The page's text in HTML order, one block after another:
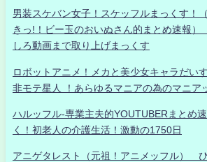
男装スケバン女子！スケッフルまっくす！
きっ!！ビー玉のおいぬさん的まとめ速報
しろ動画まで取り上げまっくす
ロボットアニメ！メカと美少女キャラだい
非モテ星人 ！あらゆるマニアの為のマニア
ハルッフル-専業主夫的YOUTUBERまとめ
く！初老人の介護生活！激動の1750日
アニゲタレスト（元祖！アニメッフル）